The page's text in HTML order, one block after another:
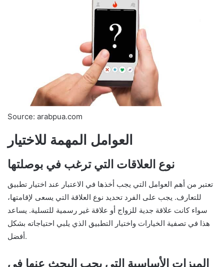
Source: arabpua.com
العوامل المهمة للاختيار
نوع العلاقات التي ترغب في بوصلتها
تعتبر من أهم العوامل التي يجب أخذها في الاعتبار عند اختيار تطبيق
للتعارف. يجب على الفرد تحديد نوع العلاقة التي يسعى لإقامتها،
سواء كانت علاقة جدية للزواج أو علاقة غير رسمية للتسلية. يساعد
هذا في تصفية الخيارات واختيار التطبيق الذي يلبي احتياجاته بشكل
أفضل.
الميزات الأساسية التي يجب البحث عنها في